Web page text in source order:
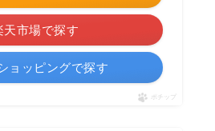
天市場で探す
ョッピングで探す
ポチップ